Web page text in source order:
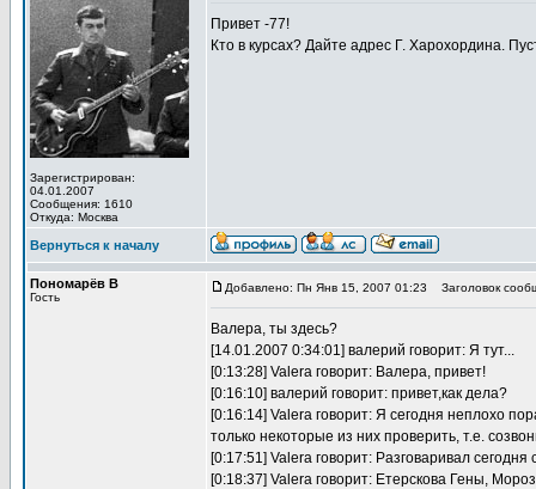
Зарегистрирован:
04.01.2007
Сообщения: 1610
Откуда: Москва
Привет -77!
Кто в курсах? Дайте адрес Г. Харохордина.
Вернуться к началу
Пономарёв В
Гость
Добавлено: Пн Янв 15, 2007 01:23 Заголовок
Валера, ты здесь?
[14.01.2007 0:34:01] валерий говорит: Я тут...
[0:13:28] Valera говорит: Валера, привет!
[0:16:10] валерий говорит: привет,как дела?
[0:16:14] Valera говорит: Я сегодня неплохо
только некоторые из них проверить, т.е.
[0:17:51] Valera говорит: Разговаривал
[0:18:37] Valera говорит: Етерскова Гены,